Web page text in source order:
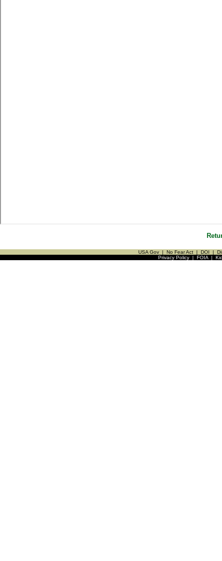
USA Gov | No Fear Act | DOI |
Privacy Policy| FOIA|